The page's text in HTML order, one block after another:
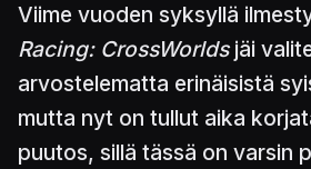
Viime vuoden syksyllä
Racing: CrossWorldsjäi
arvostelematta erinäisistä
mutta nyt on tullut aika
puutos, sillä tässä on varsin